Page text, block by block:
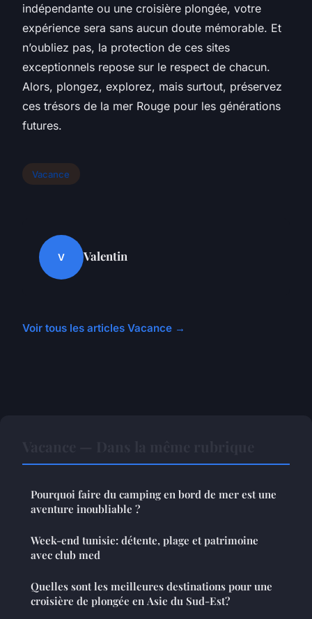
indépendante ou une croisière plongée, votre
expérience sera sans aucun doute mémorable. Et
n’oubliez pas, la protection de ces sites
exceptionnels repose sur le respect de chacun.
Alors, plongez, explorez, mais surtout, préservez
ces trésors de la mer Rouge pour les générations
futures.
Vacance
V Valentin
Voir tous les articles Vacance →
Pourquoi faire du camping en bord de mer est une
aventure inoubliable ?
Week-end tunisie: détente, plage et patrimoine
avec club med
Quelles sont les meilleures destinations pour une
croisière de plongée en Asie du Sud-Est?